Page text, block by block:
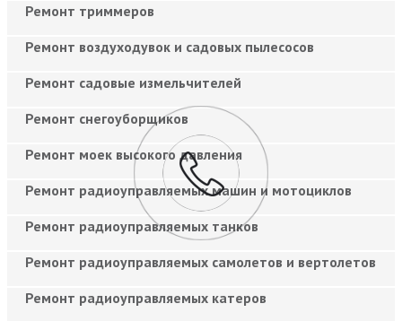
Ремонт триммеров
Ремонт воздуходувок и садовых пылесосов
Ремонт садовые измельчителей
Ремонт снегоуборщиков
Ремонт моек высокого давления
Ремонт радиоуправляемых машин и мотоциклов
Ремонт радиоуправляемых танков
Ремонт радиоуправляемых самолетов и вертолетов
Ремонт радиоуправляемых катеров